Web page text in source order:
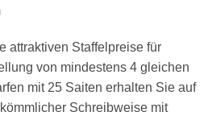
attraktiven Staffelpreise für
von mindestens 4 gleichen
mit 25 Saiten erhalten Sie auf
Schreibweise mit